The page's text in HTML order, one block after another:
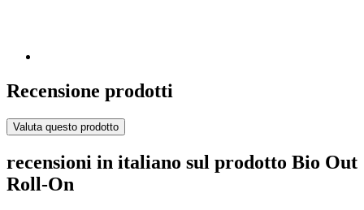
Recensione prodotti
Valuta questo prodotto
recensioni in italiano sul prodotto Bio Out
Roll-On